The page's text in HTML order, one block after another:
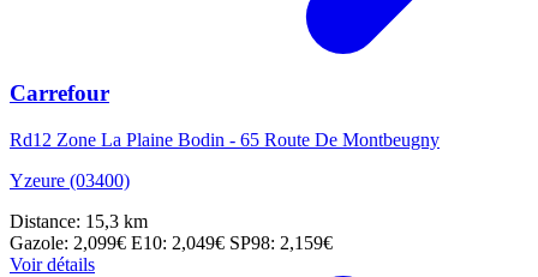
Carrefour
Rd12 Zone La Plaine Bodin - 65 Route De Montbeugny
Yzeure (03400)
Distance: 15,3 km
Gazole: 2,099€ E10: 2,049€ SP98: 2,159€
Voir détails